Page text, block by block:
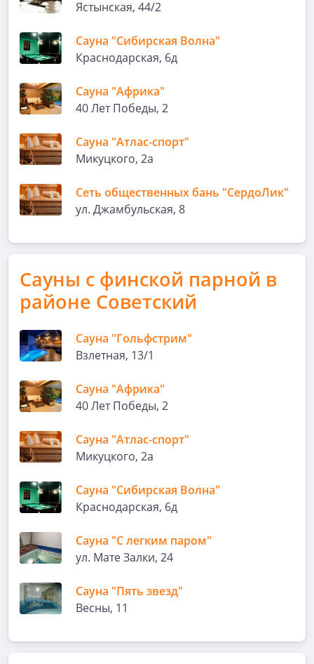
Ястынская, 44/2
Сауна "Сибирская Волна"
Краснодарская, 6д
Сауна "Африка"
40 Лет Победы, 2
Сауна "Атлас-спорт"
Микуцкого, 2а
Сеть общественных бань "СердоЛик"
ул. Джамбульская, 8
Сауны с финской парной в
районе Советский
Сауна "Гольфстрим"
Взлетная, 13/1
Сауна "Африка"
40 Лет Победы, 2
Сауна "Атлас-спорт"
Микуцкого, 2а
Сауна "Сибирская Волна"
Краснодарская, 6д
Сауна "С легким паром"
ул. Мате Залки, 24
Сауна "Пять звезд"
Весны, 11